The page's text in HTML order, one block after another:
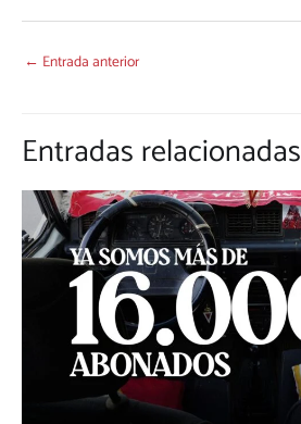
← Entrada anterior
Entradas relacionadas